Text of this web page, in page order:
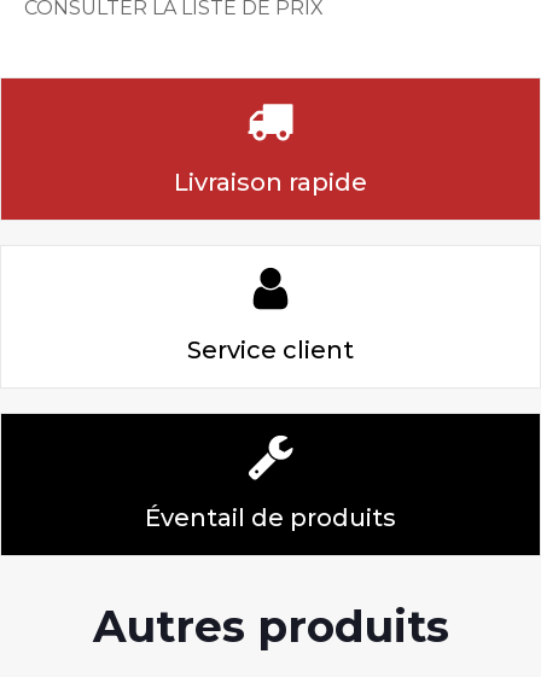
CONSULTER LA LISTE DE PRIX
Livraison rapide
Service client
Éventail de produits
Autres produits